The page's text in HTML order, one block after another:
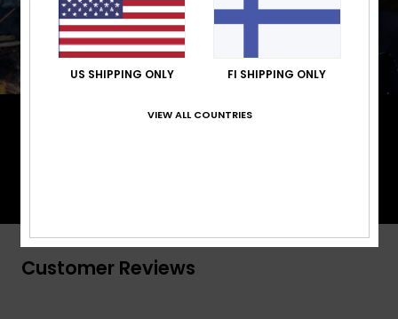
PrimaLoft® is made up of ultra-fine fibres that
Customer Reviews
US SHIPPING ONLY FI SHIPPING ONLY
VIEW ALL COUNTRIES